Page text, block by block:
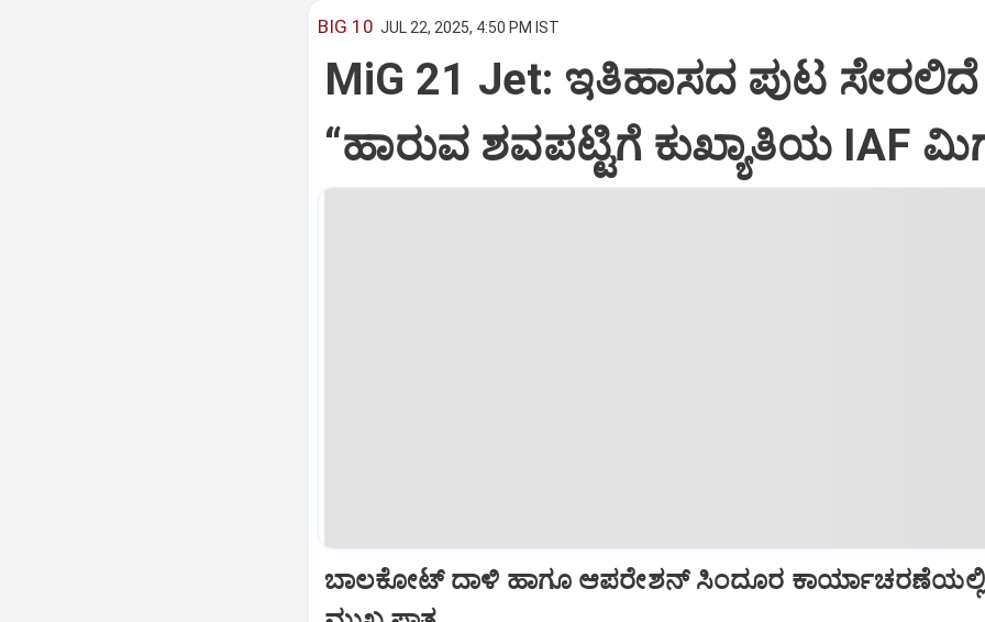
BIG 10 JUL 22, 2025, 4:50 PM IST
MiG 21 Jet: ಇತಿಹಾಸದ ಪುಟ ಸೇರಲಿದೆ
“ಹಾರುವ ಶವಪಟ್ಟಿಗೆ ಕುಖ್ಯಾತಿಯ IAF
ಬಾಲಕೋಟ್‌ ದಾಳಿ ಹಾಗೂ ಆಪರೇಶನ್‌ ಸಿಂದೂರ ಕಾರ್ಯಾಚರಣೆಯಲ್ಲಿ